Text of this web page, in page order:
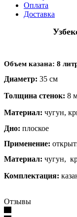
Оплата
Доставка
Объем казана: 8
Диаметр: 35 см
Толщина стенок: 8
Материал: чугун,
Дно: плоское
Применение:
Материал: чугун,
Комплектация:
Отзывы